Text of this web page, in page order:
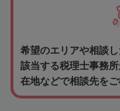
希望のエリアや相談
該当する税理士事務
在地などで相談先をご